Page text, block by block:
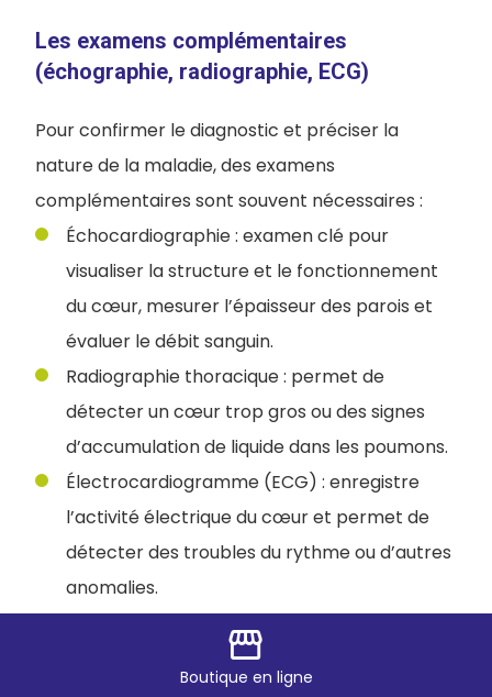
Les examens complémentaires
(échographie, radiographie, ECG)
Pour confirmer le diagnostic et préciser la
nature de la maladie, des examens
complémentaires sont souvent nécessaires :
Échocardiographie : examen clé pour
visualiser la structure et le fonctionnement
du cœur, mesurer l’épaisseur des parois et
évaluer le débit sanguin.
Radiographie thoracique : permet de
détecter un cœur trop gros ou des signes
d’accumulation de liquide dans les poumons.
Électrocardiogramme (ECG) : enregistre
l’activité électrique du cœur et permet de
détecter des troubles du rythme ou d’autres
anomalies.
évaluer l’impact de la maladie sur les autres
storefront
Boutique en ligne